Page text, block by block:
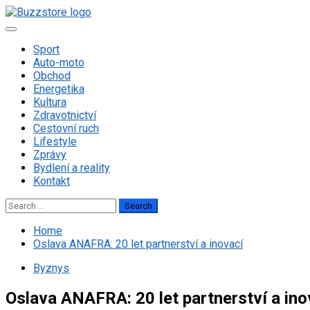
Skip
to
Primary
Sport
Auto-moto
Obchod
Energetika
Kultura
Zdravotnictví
Cestovní ruch
Lifestyle
Zprávy
Bydlení a reality
Kontakt
Search
for:
Home
Oslava ANAFRA: 20 let partnerství a inovací
Byznys
Oslava ANAFRA: 20 let partnerství a